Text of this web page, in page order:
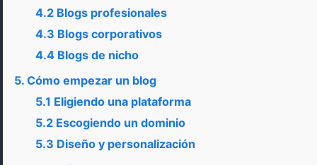
4.2 Blogs profesionales
4.3 Blogs corporativos
4.4 Blogs de nicho
5. Cómo empezar un blog
5.1 Eligiendo una plataforma
5.2 Escogiendo un dominio
5.3 Diseño y personalización